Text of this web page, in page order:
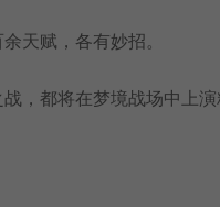
天赋，各有妙招。
，都将在梦境战场中上